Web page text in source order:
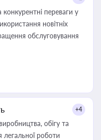
переваги у
новітніх
покращення обслуговування
+4
обігу та
легальної роботи